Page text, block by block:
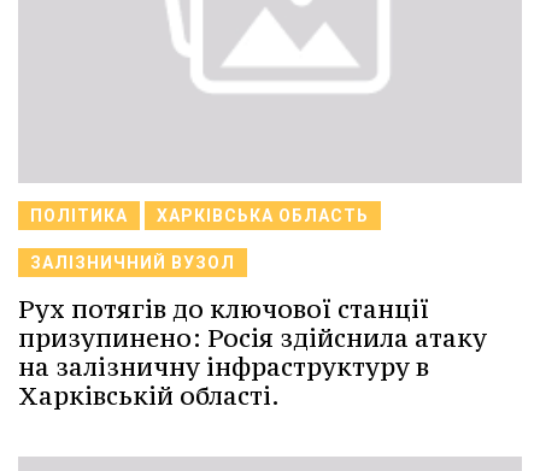
ПОЛІТИКА ХАРКІВСЬКА ОБЛАСТЬ
ЗАЛІЗНИЧНИЙ ВУЗОЛ
Рух потягів до ключової станції
призупинено: Росія здійснила атаку
на залізничну інфраструктуру в
Харківській області.